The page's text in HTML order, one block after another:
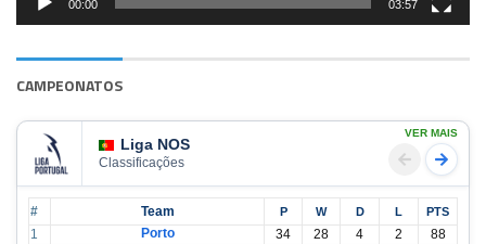
00:00 03:57
CAMPEONATOS
Liga NOS
Classificações
VER MAIS
# Team P W D L PTS
1 Porto 34 28 4 2
88